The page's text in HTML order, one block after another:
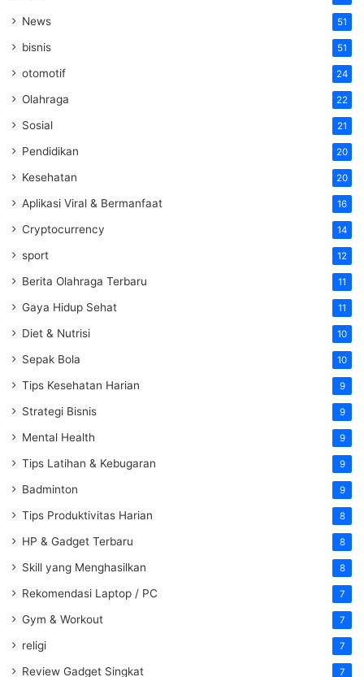
News 51
bisnis 51
otomotif 24
Olahraga 22
Sosial 21
Pendidikan 20
Kesehatan 20
Aplikasi Viral & Bermanfaat 16
Cryptocurrency 14
sport 12
Berita Olahraga Terbaru 11
Gaya Hidup Sehat 11
Diet & Nutrisi 10
Sepak Bola 10
Tips Kesehatan Harian 9
Strategi Bisnis 9
Mental Health 9
Tips Latihan & Kebugaran 9
Badminton 9
Tips Produktivitas Harian 8
HP & Gadget Terbaru 8
Skill yang Menghasilkan 8
Rekomendasi Laptop / PC 7
Gym & Workout 7
religi 7
Review Gadget Singkat 7